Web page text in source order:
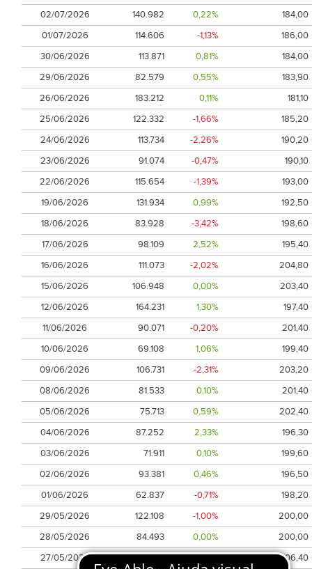
02/07/2026
140.982 0,22%
184,00
01/07/2026
114.606 -1,13%
186,00
30/06/2026
113.871 0,81%
184,00
29/06/2026
82.579 0,55%
183,90
26/06/2026
183.212 0,11%
181,10
25/06/2026
122.332 -1,66%
185,20
24/06/2026
113.734 -2,26%
190,20
23/06/2026
91.074 -0,47%
190,10
22/06/2026
115.654 -1,39%
193,00
19/06/2026
131.934 0,99%
192,50
18/06/2026
83.928 -3,42%
198,60
17/06/2026
98.109 2,52%
195,40
16/06/2026
111.073 -2,02%
204,80
15/06/2026
106.948 0,00%
203,40
12/06/2026
164.231 1,30%
197,40
11/06/2026
90.071 -0,20%
201,40
10/06/2026
69.108 1,06%
199,40
09/06/2026
106.731 -2,31%
203,20
08/06/2026
81.533 0,10%
201,40
05/06/2026
75.713 0,59%
202,40
04/06/2026
87.252 2,33%
196,30
03/06/2026
71.911 0,10%
199,60
02/06/2026
93.381 0,46%
196,50
01/06/2026
62.837 -0,71%
198,20
29/05/2026
122.108 -1,00%
200,00
28/05/2026
84.493 0,00%
200,00
27/05/2026
107.186 -3,71%
206,40